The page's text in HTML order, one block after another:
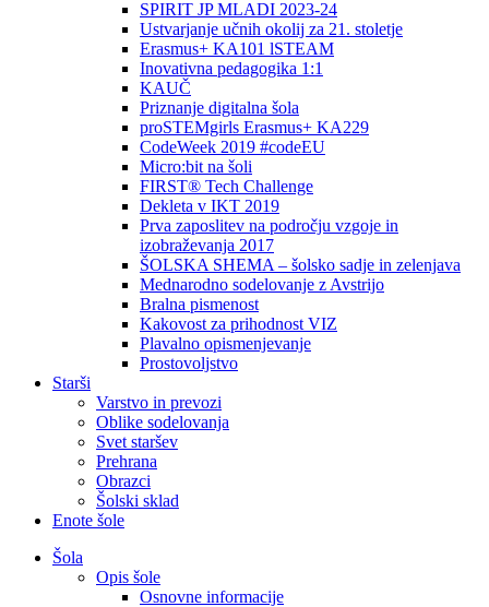
SPIRIT JP MLADI 2023-24
Ustvarjanje učnih okolij za 21. stoletje
Erasmus+ KA101 lSTEAM
Inovativna pedagogika 1:1
KAUČ
Priznanje digitalna šola
proSTEMgirls Erasmus+ KA229
CodeWeek 2019 #codeEU
Micro:bit na šoli
FIRST® Tech Challenge
Dekleta v IKT 2019
Prva zaposlitev na področju vzgoje in
izobraževanja 2017
ŠOLSKA SHEMA – šolsko sadje in zelenjava
Mednarodno sodelovanje z Avstrijo
Bralna pismenost
Kakovost za prihodnost VIZ
Plavalno opismenjevanje
Prostovoljstvo
Starši
Varstvo in prevozi
Oblike sodelovanja
Svet staršev
Prehrana
Obrazci
Šolski sklad
Enote šole
Šola
Opis šole
Osnovne informacije